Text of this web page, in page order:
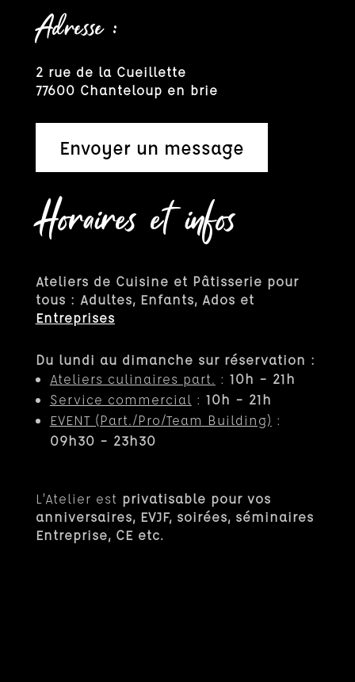
Adresse :
2 rue de la Cueillette
77600 Chanteloup en brie
Envoyer un message
Horaires et infos
Ateliers de Cuisine et Pâtisserie pour
tous : Adultes, Enfants, Ados et
Entreprises
Du lundi au dimanche sur réservation :
Ateliers culinaires part. : 10h – 21h
Service commercial : 10h – 21h
EVENT (Part./Pro/Team Building) :
09h30 – 23h30
L’Atelier est privatisable pour vos
anniversaires, EVJF, soirées, séminaires
Entreprise, CE etc.